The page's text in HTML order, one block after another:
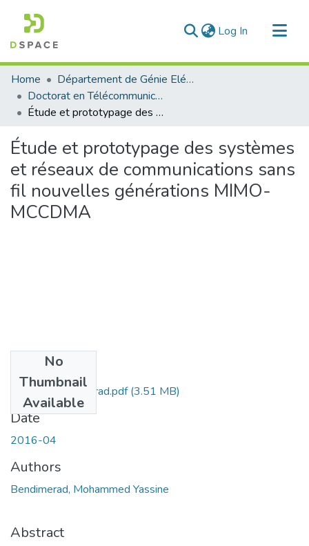
Log In (current)
Communities & Collections
All of DSpace
Statistics
Home
Département de Génie Eléctrique et Electronique
Doctorat en Télécommunication
Étude et prototypage des systèmes et réseaux de communications sans fil nouvelles générations MIMO-MCCDMA
Étude et prototypage des systèmes
et réseaux de communications sans
fil nouvelles générations MIMO-
MCCDMA
No
Thumbnail
Available
Doct.Tel.Bendimerad.pdf(3.51 MB)
Date
2016-04
Authors
Bendimerad, Mohammed Yassine
Abstract